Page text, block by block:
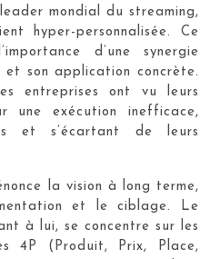
mondial du streaming,
hyper-personnalisée. Ce
d’une synergie
son application concrète.
entreprises ont vu leurs
une exécution inefficace,
et s’écartant de leurs
la vision à long terme,
et le ciblage. Le
à lui, se concentre sur les
4P (Produit, Prix, Place,